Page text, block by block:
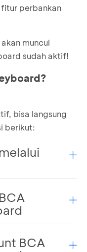
perbankan
muncul
sudah aktif!
bisa langsung
berikut:
atau di mana
kamu cek
atau di mana
BCA